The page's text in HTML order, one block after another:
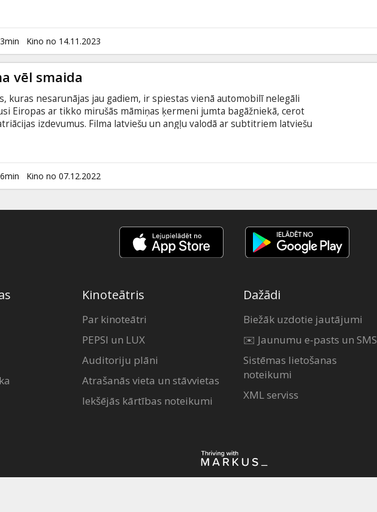
tiešām ir gatavi būt kopā. Filma latviešu valodā ar subtitriem angļu
Kino no 14.11.2023
vēl smaida
kuras nesarunājas jau gadiem, ir spiestas vienā automobilī nelegāli
Eiropas ar tikko mirušās māmiņas ķermeni jumta bagāžniekā, cerot
izdevumus. Filma latviešu un angļu valodā ar subtitriem latviešu
Kino no 07.12.2022
Kinoteātris
Par kinoteātri
PEPSI un LUX
Auditoriju plāni
Atrašanās vieta un stāvvietas
Iekšējās kārtības noteikumi
Dažādi
Biežāk uzdotie jautājumi
✉️ Jaunumu e-pasts un SMS
Sistēmas lietošanas
noteikumi
XML serviss